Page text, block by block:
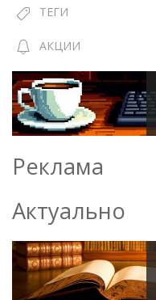
ТЕГИ
АКЦИИ
Реклама
Актуально